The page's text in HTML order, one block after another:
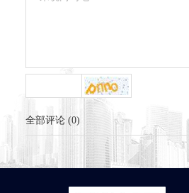
全部评论 (0)